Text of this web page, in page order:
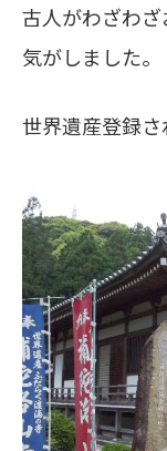
古人がわざわ
気がしました。
世界遺産登録さ